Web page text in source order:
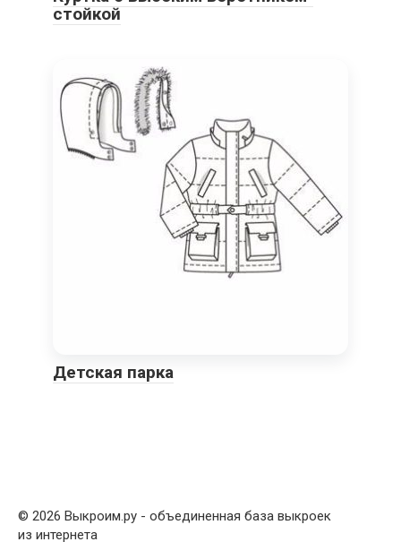
стойкой
Детская парка
© 2026 Выкроим.ру - объединенная база выкроек
из интернета